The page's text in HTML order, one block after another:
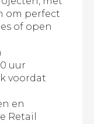
om perfect
of open
uur
voordat
en
Retail